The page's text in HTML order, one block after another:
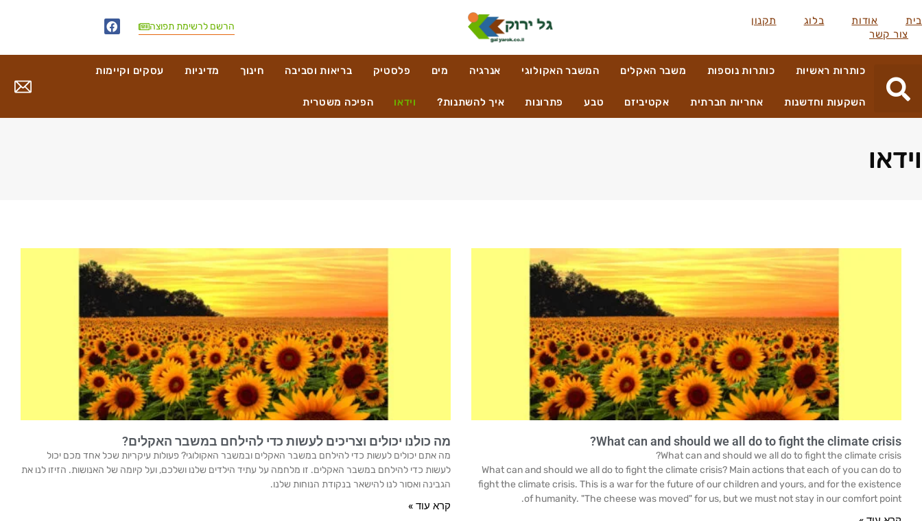
בית אודות בלוג
תקנון
צור קשר
הרשם לרשימת תפוצה
כותרות ראשיות כותרות נוספות משבר האקלים המשבר האקולוגי אנרגיה מים פלסטיק בריאות וסביבה חינוך מדיניות עסקים וקיימות
השקעות וחדשנות אחריות חברתית אקטיביזם טבע פתרונות איך להשתנות? וידאו הפיכה משטרית
וידאו
What can and should we all do to fight the climate crisis?
What can and should we all do to fight the climate crisis?
What can and should we all do to fight the climate crisis? Main actions that each of you can do to
fight the climate crisis. This is a war for the future of our children and yours, and for the existence
of humanity. "The cheese was moved" for us, but we must not stay in our comfort point.
מה כולנו יכולים וצריכים לעשות כדי להילחם במשבר האקלים?
מה אתם יכולים לעשות כדי להילחם במשבר האקלים ובמשבר האקולוגי? פעולות עיקריות שכל אחד מכם יכול
לעשות כדי להילחם במשבר האקלים. זו מלחמה על עתיד הילדים שלנו ושלכם, ועל קיומה של האנושות. הזיזו לנו את
הגבינה ואסור לנו להישאר בנקודת הנוחות שלנו.
קרא עוד »